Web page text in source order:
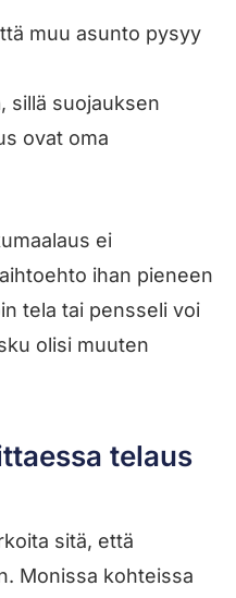
muu asunto pysyy
, sillä suojauksen
ovat oma
ei
ihan pieneen
tela tai pensseli voi
olisi muuten
telaus
sitä, että
Monissa kohteissa